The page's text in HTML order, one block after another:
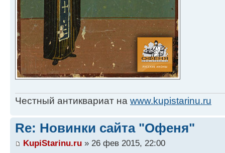
Честный антиквариат на www.kupistarinu.ru
Re: Новинки сайта "Офеня"
KupiStarinu.ru » 26 фев 2015, 22:00